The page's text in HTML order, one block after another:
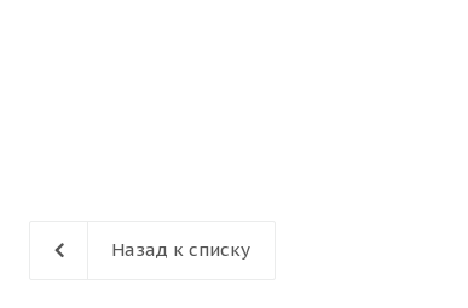
Назад к списку